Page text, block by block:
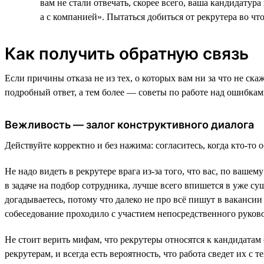
вам не стали отвечать, скорее всего, ваша
а с компанией». Пытаться добиться от рекрутера во
Как получить обратную связь
Если причины отказа не из тех, о которых вам ни за что не
подробный ответ, а тем более — советы по работе над
Вежливость — залог конструктивного диалога
Действуйте корректно и без нажима: согласитесь, когда кто-
Не надо видеть в рекрутере врага из-за того, что вас, по
в задаче на подбор сотрудника, лучше всего впишется в уже
догадываетесь, потому что далеко не про всё пишут в
собеседование проходило с участием непосредственного
Не стоит верить мифам, что рекрутеры относятся к
рекрутерам, и всегда есть вероятность, что работа сведет их